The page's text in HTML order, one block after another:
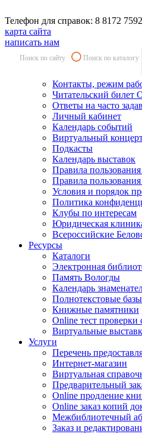
Телефон для справок: 8 8172
карта сайта
написать нам
Поиск по сайту Поиск по каталогу
Контакты, режим
Читательский
Ответы на часто
Личный кабинет
Календарь событий
Виртуальный
Подкасты
Календарь выставок
Правила
Правила
Условия и порядок
Политика
Клубы по интересам
Юридическая
Всероссийские
Ресурсы
Каталоги
Электронная
Память Вологды
Календарь
Полнотекстовые
Книжные памятники
Online тест проверки
Виртуальные
Услуги
Перечень
Интернет-магазин
Виртуальная
Предварительный
Online продление
Online заказ копий
Межбиблиотечный
Заказ и